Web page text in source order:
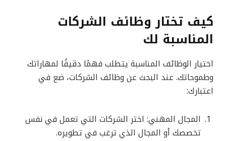
كيف تختار وظائف الشركات
المناسبة لك
اختيار الوظائف المناسبة يتطلب فهمًا دقيقًا لمهاراتك
وطموحاتك. عند البحث عن وظائف الشركات، ضع في
اعتبارك:
المجال المهني: اختر الشركات التي تعمل في نفس
تخصصك أو المجال الذي ترغب في تطويره.